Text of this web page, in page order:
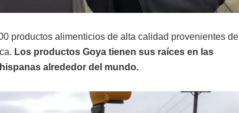
productos alimenticios de alta calidad provenientes de
Los productos Goya tienen sus raíces en las
alrededor del mundo.